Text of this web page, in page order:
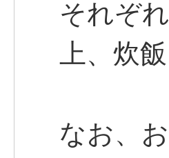
それぞ
上、炊
なお、